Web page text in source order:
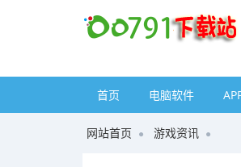
首页 电脑软件
网站首页 游戏资讯